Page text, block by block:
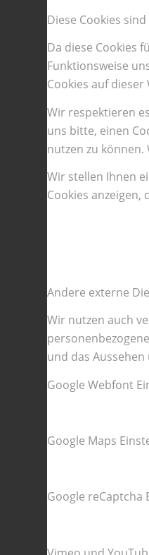
Diese Cookies
Da diese Cookies
Funktionsweise
Cookies auf
Wir respektieren
uns bitte, einen
nutzen zu können.
Wir stellen Ihnen
Cookies
Andere externe
Wir nutzen auch
und das
Google Webfont
Google Maps
Google reCaptcha